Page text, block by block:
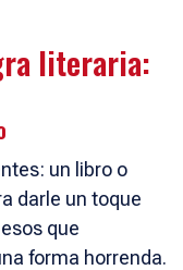
literaria:
un libro o
darle un toque
que
forma horrenda.